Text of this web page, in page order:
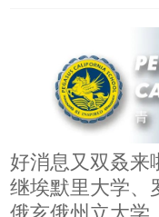
好消息又双叒来
继埃默里大学、
俄亥俄州立大学